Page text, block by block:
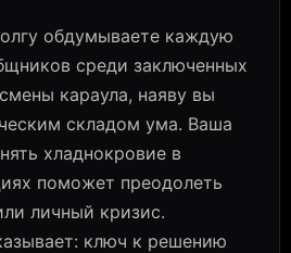
обдумываете каждую
среди заключенных
караула, наяву вы
складом ума. Ваша
хладнокровие в
поможет преодолеть
личный кризис.
ключ к решению